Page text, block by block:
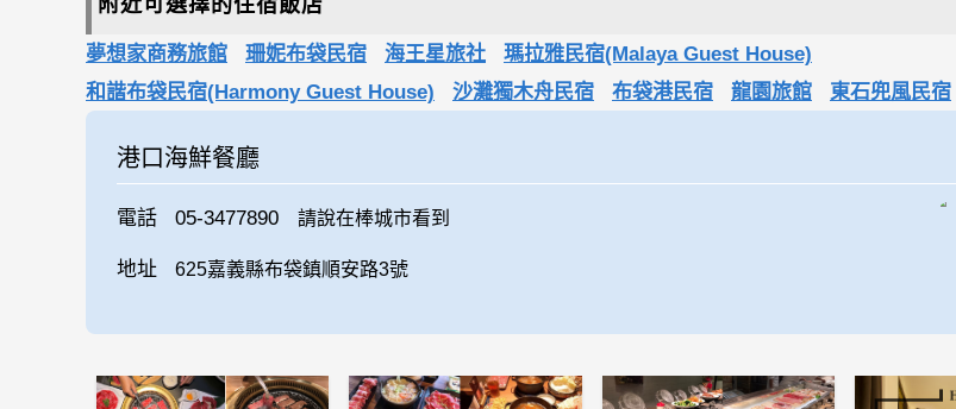
附近可選擇的住宿飯店
夢想家商務旅館 珊妮布袋民宿 海王星旅社
瑪拉雅民宿(Malaya Guest House)
和諧布袋民宿(Harmony Guest House)
沙灘獨木舟民宿 布袋港民宿 龍園旅館 東石兜風民宿
港口海鮮餐廳
電話 05-3477890 請說在棒城市看到
地址 625嘉義縣布袋鎮順安路3號